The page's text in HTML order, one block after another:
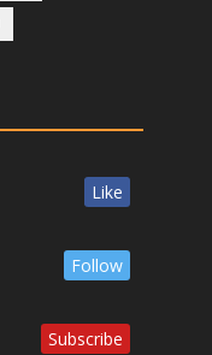
Like
Follow
Subscribe